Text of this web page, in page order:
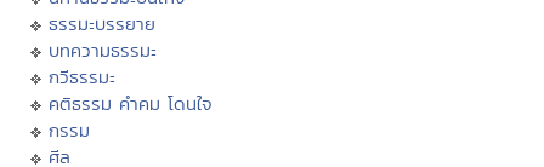
ธรรมะบรรยาย
บทความธรรมะ
กวีธรรมะ
คติธรรม คำคม โดนใจ
กรรม
ศีล